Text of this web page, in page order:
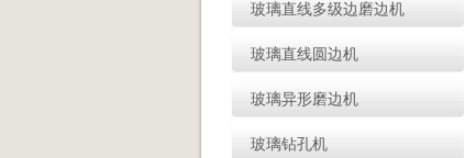
玻璃直线多级边磨边机
玻璃直线圆边机
玻璃异形磨边机
玻璃钻孔机